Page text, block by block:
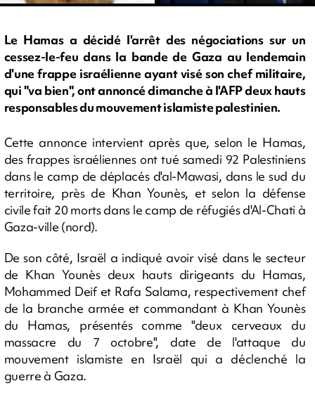
Le Hamas a décidé l'arrêt des négociations sur un
cessez-le-feu dans la bande de Gaza au lendemain
d'une frappe israélienne ayant visé son chef militaire,
qui "va bien", ont annoncé dimanche à l'AFP deux hauts
responsables du mouvement islamiste palestinien.
Cette annonce intervient après que, selon le Hamas,
des frappes israéliennes ont tué samedi 92 Palestiniens
dans le camp de déplacés d'al-Mawasi, dans le sud du
territoire, près de Khan Younès, et selon la défense
civile fait 20 morts dans le camp de réfugiés d'Al-Chati à
Gaza-ville (nord).
De son côté, Israël a indiqué avoir visé dans le secteur
de Khan Younès deux hauts dirigeants du Hamas,
Mohammed Deif et Rafa Salama, respectivement chef
de la branche armée et commandant à Khan Younès
du Hamas, présentés comme "deux cerveaux du
massacre du 7 octobre", date de l'attaque du
mouvement islamiste en Israël qui a déclenché la
guerre à Gaza.